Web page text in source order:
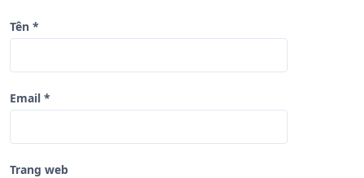
Tên *
Email *
Trang web